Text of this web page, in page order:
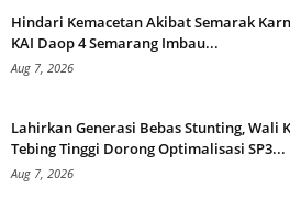
Hindari Kemacetan Akibat Semarak
KAI Daop 4 Semarang Imbau...
Aug 7, 2026
Lahirkan Generasi Bebas Stunting, Wali
Tebing Tinggi Dorong Optimalisasi SP3...
Aug 7, 2026